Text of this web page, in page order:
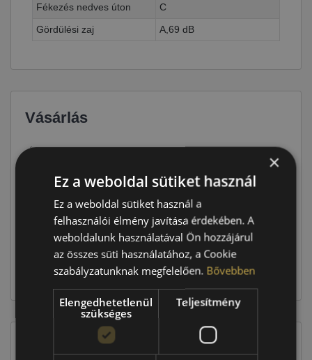
Fékezés nedves úton
C
Gördülési zaj
A,69 dB
Vásárlás
Ár 129 690 Ft
Raktáron:
518 760 Ft
Kosárba
×
Ez a weboldal sütiket használ
Ez a weboldal sütiket használ a
felhasználói élmény javítása érdekében. A
weboldalunk használatával Ön hozzájárul
az összes süti használatához, a Cookie
szabályzatunknak megfelelően. Bővebben
Elengedhetetlenül
szükséges
Teljesítmény